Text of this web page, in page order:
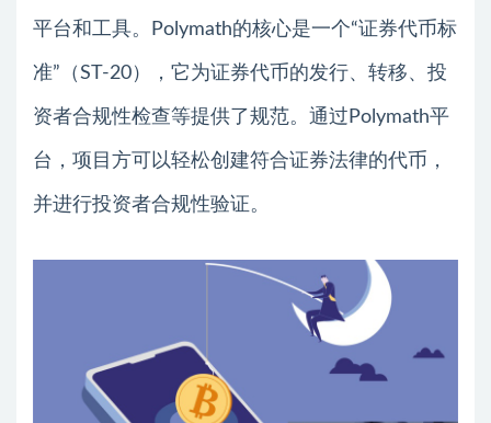
平台和工具。Polymath的核心是一个“证券代币标
准”（ST-20），它为证券代币的发行、转移、投
资者合规性检查等提供了规范。通过Polymath平
台，项目方可以轻松创建符合证券法律的代币，
并进行投资者合规性验证。